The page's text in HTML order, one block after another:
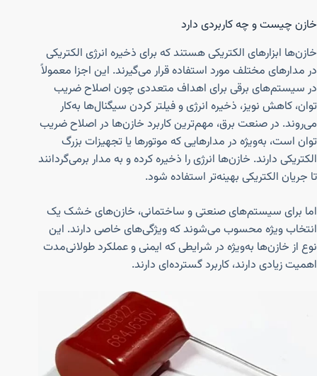
خازن چیست و چه کاربردی دارد
خازن‌ها ابزارهای الکتریکی هستند که برای ذخیره انرژی الکتریکی
در مدارهای مختلف مورد استفاده قرار می‌گیرند. این اجزا معمولاً
در سیستم‌های برقی برای اهداف متعددی چون اصلاح ضریب
توان، کاهش نویز، ذخیره انرژی و فیلتر کردن سیگنال‌ها به‌کار
می‌روند. در صنعت برق، مهم‌ترین کاربرد خازن‌ها در اصلاح ضریب
توان است، به‌ویژه در مدارهایی که موتورها یا تجهیزات بزرگ
الکتریکی دارند. خازن‌ها انرژی را ذخیره کرده و به مدار برمی‌گردانند
تا جریان الکتریکی بهینه‌تر استفاده شود.
اما برای سیستم‌های صنعتی و ساختمانی، خازن‌های خشک یک
انتخاب ویژه محسوب می‌شوند که ویژگی‌های خاصی دارند. این
نوع از خازن‌ها به‌ویژه در شرایطی که ایمنی و عملکرد طولانی‌مدت
اهمیت زیادی دارند، کاربرد گسترده‌ای دارند.